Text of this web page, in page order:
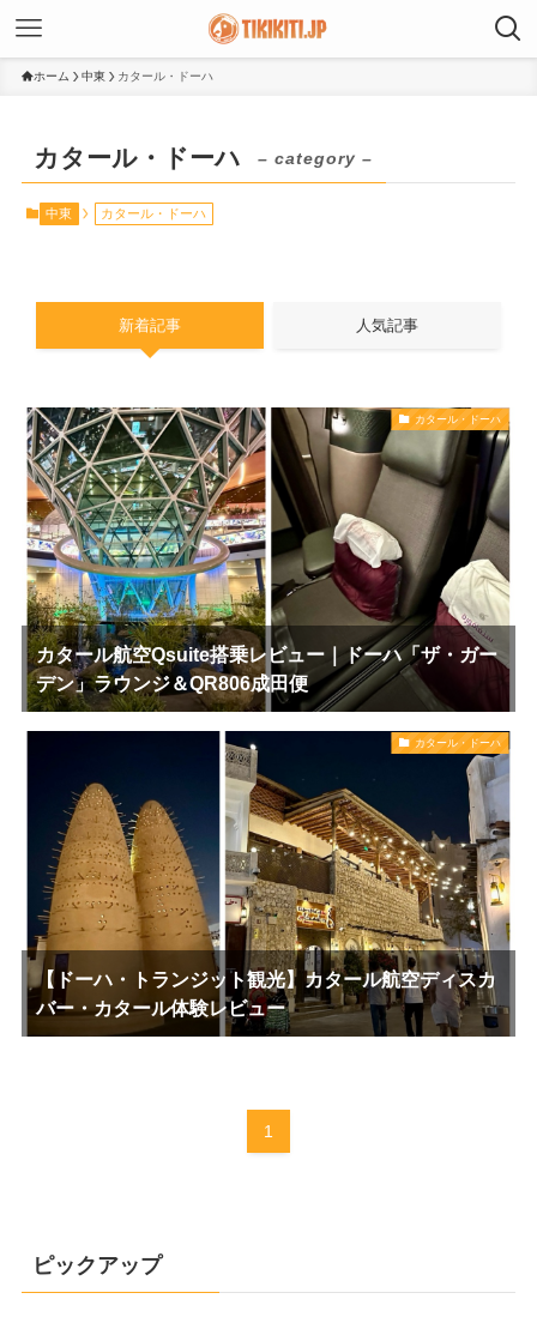
ホーム 中東 カタール・ドーハ
カタール・ドーハ – category –
中東 カタール・ドーハ
新着記事 人気記事
カタール・ドーハ
カタール航空Qsuite搭乗レビュー｜ドーハ「ザ・ガー
デン」ラウンジ＆QR806成田便
カタール・ドーハ
【ドーハ・トランジット観光】カタール航空ディスカ
バー・カタール体験レビュー
1
ピックアップ